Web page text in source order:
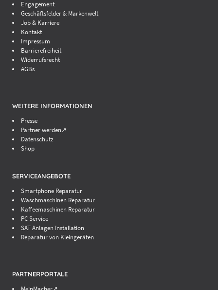
Engagement
Geschäftsfelder & Markenwelt
Job & Karriere
Kontakt
Impressum
Barrierefreiheit
Widerrufsrecht
AGBs
WEITERE INFORMATIONEN
Presse
Partner werden↗
Datenschutz
Shop
SERVICEANGEBOTE
Smartphone Reparatur
Waschmaschinen Reparatur
Kaffeemaschinen Reparatur
PC Service
SAT Anlagen Installation
Reparatur von Kleingeräten
PARTNERPORTALE